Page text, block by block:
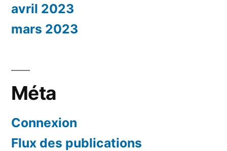
avril 2023
mars 2023
Méta
Connexion
Flux des publications